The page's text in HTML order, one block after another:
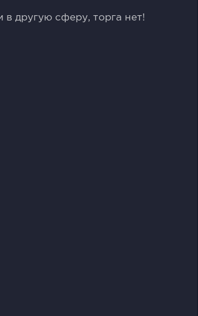
в другую сферу, торга нет!